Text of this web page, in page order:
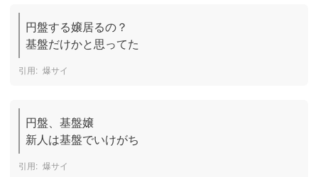
円盤する嬢居るの？
基盤だけかと思ってた
爆サイ
円盤、基盤嬢
新人は基盤でいけがち
爆サイ